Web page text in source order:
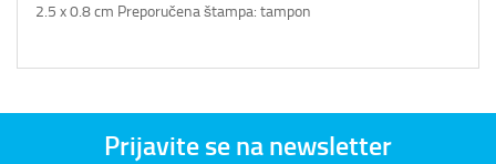
2.5 x 0.8 cm Preporučena štampa: tampon
Prijavite se na newsletter